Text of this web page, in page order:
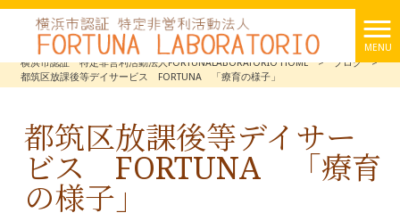
MENU
横浜市認証 特定非営利活動法人FORTUNALABORATORIO HOME
> ブログ
>
都筑区放課後等デイサービス FORTUNA 「療育の様子」
都筑区放課後等デイサー
ビス FORTUNA 「療育
の様子」